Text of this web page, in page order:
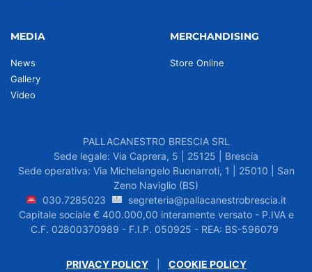
MEDIA
News
Gallery
Video
MERCHANDISING
Store Online
PALLACANESTRO BRESCIA SRL
Sede legale: Via Caprera, 5 | 25125 | Brescia
Sede operativa: Via Michelangelo Buonarroti, 1 | 25010 | San
Zeno Naviglio (BS)
030.7285023
segreteria@pallacanestrobrescia.it
Capitale sociale € 400.000,00 interamente versato - P.IVA e
C.F. 02800370989 - F.I.P. 050925 - REA: BS-596079
PRIVACY POLICY| COOKIE POLICY